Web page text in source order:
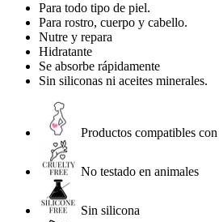
Para todo tipo de piel.
Para rostro, cuerpo y cabello.
Nutre y repara
Hidratante
Se absorbe rápidamente
Sin siliconas ni aceites minerales.
Productos compatibles
No testado en animales
Sin silicona